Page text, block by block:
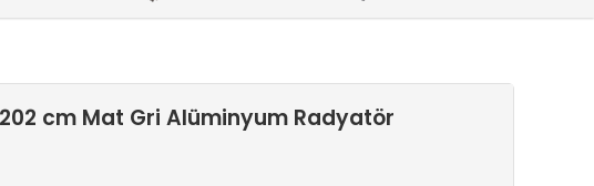
cm Mat Gri Alüminyum Radyatör